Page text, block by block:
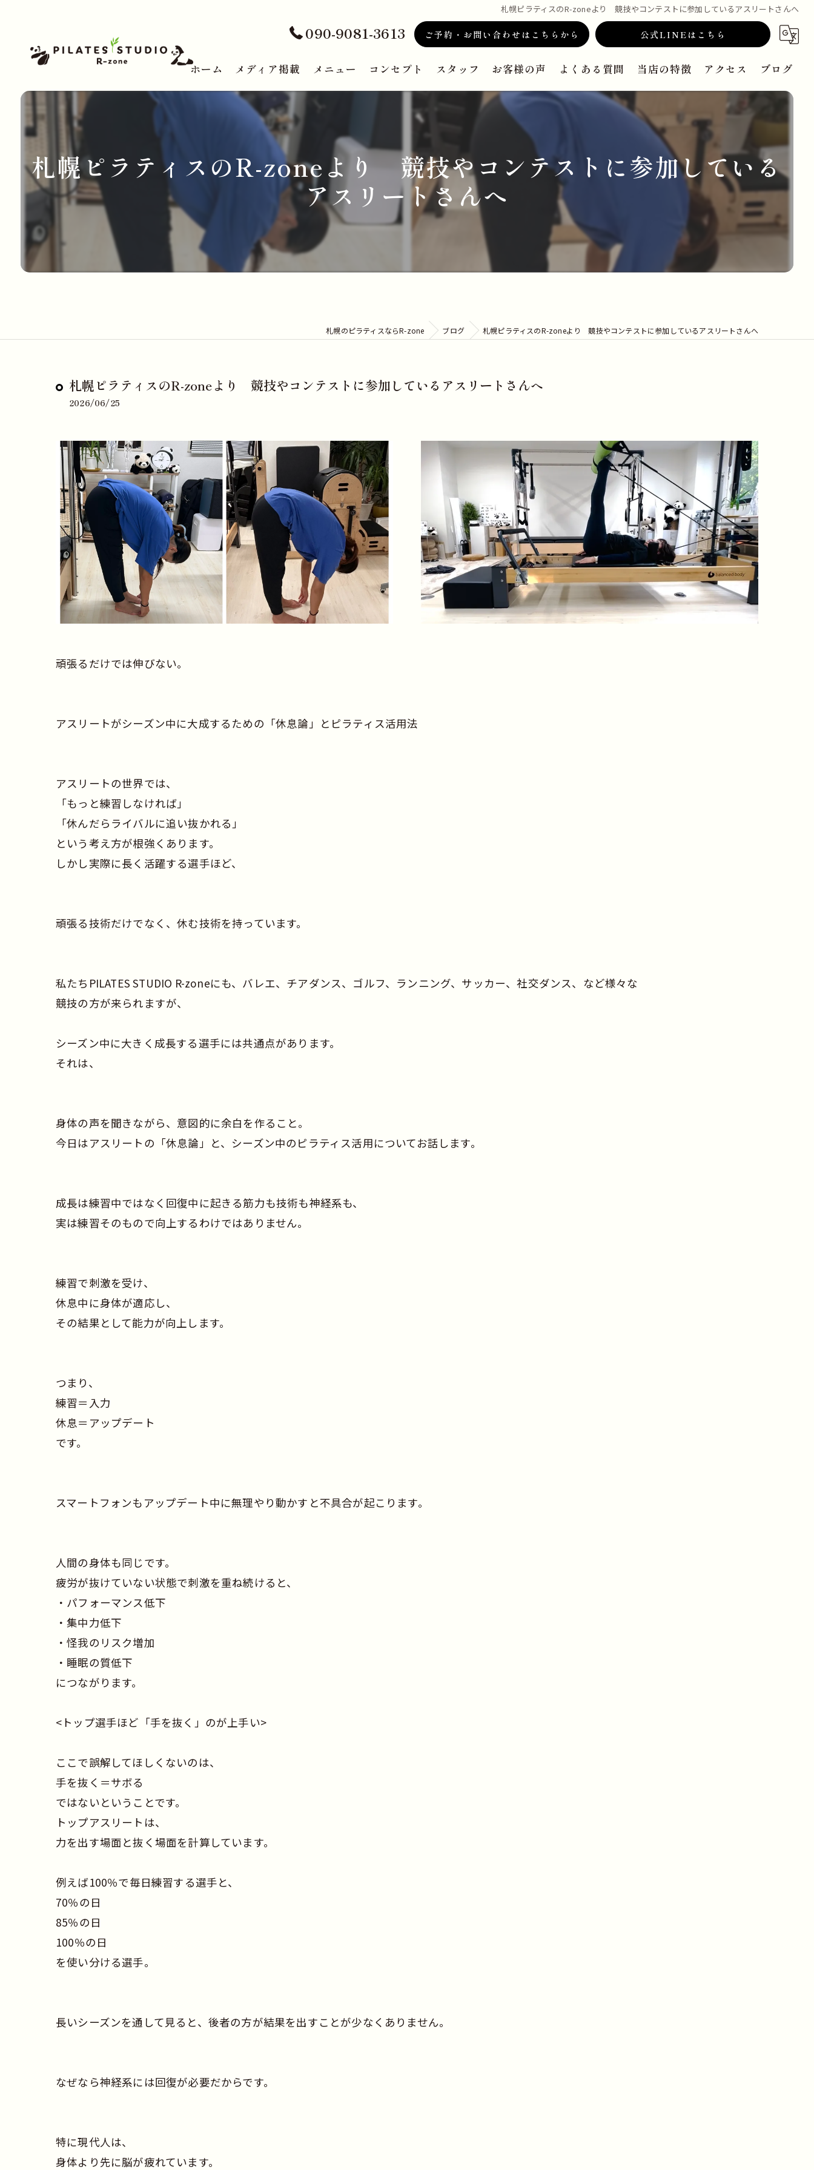
札幌ピラティスのR-zoneより 競技やコンテストに参加しているアスリートさんへ
090-9081-3613 ご予約・お問い合わせはこちらから 公式LINEはこちら
ホーム メディア掲載 メニュー コンセプト スタッフ お客様の声 よくある質問 当店の特徴
マシン
スクール
資格
アクセス ブログ
札幌ピラティスのR-zoneより 競技やコンテストに参加している
アスリートさんへ
札幌のピラティスならR-zone ブログ 札幌ピラティスのR-zoneより 競技やコンテストに参加しているアスリートさんへ
札幌ピラティスのR-zoneより 競技やコンテストに参加しているアスリートさんへ
2026/06/25
頑張るだけでは伸びない。
アスリートがシーズン中に大成するための「休息論」とピラティス活用法
アスリートの世界では、
「もっと練習しなければ」
「休んだらライバルに追い抜かれる」
という考え方が根強くあります。
しかし実際に長く活躍する選手ほど、
頑張る技術だけでなく、休む技術を持っています。
私たちPILATES STUDIO R-zoneにも、バレエ、チアダンス、ゴルフ、ランニング、サッカー、社交ダンス、など様々な
競技の方が来られますが、
シーズン中に大きく成長する選手には共通点があります。
それは、
身体の声を聞きながら、意図的に余白を作ること。
今日はアスリートの「休息論」と、シーズン中のピラティス活用についてお話します。
成長は練習中ではなく回復中に起きる筋力も技術も神経系も、
実は練習そのもので向上するわけではありません。
練習で刺激を受け、
休息中に身体が適応し、
その結果として能力が向上します。
つまり、
練習＝入力
休息＝アップデート
です。
スマートフォンもアップデート中に無理やり動かすと不具合が起こります。
人間の身体も同じです。
疲労が抜けていない状態で刺激を重ね続けると、
・パフォーマンス低下
・集中力低下
・怪我のリスク増加
・睡眠の質低下
につながります。
<トップ選手ほど「手を抜く」のが上手い>
ここで誤解してほしくないのは、
手を抜く＝サボる
ではないということです。
トップアスリートは、
力を出す場面と抜く場面を計算しています。
例えば100％で毎日練習する選手と、
70％の日
85％の日
100％の日
を使い分ける選手。
長いシーズンを通して見ると、後者の方が結果を出すことが少なくありません。
なぜなら神経系には回復が必要だからです。
特に現代人は、
身体より先に脳が疲れています。